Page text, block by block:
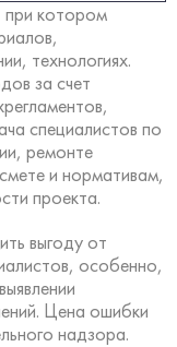
при котором
технологиях.
за счет
специалистов по
ремонте
и нормативам,
проекта.
выгоду от
особенно,
Цена ошибки
надзора.